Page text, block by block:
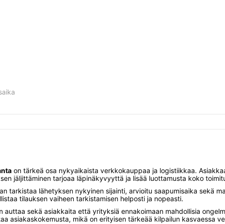
on tärkeä osa nykyaikaista verkkokauppaa ja logistiikkaa.
jäljittäminen tarjoaa läpinäkyvyyttä ja lisää luottamusta koko
tarkistaa lähetyksen nykyinen sijainti, arvioitu saapumisaika sekä
tilauksen vaiheen tarkistamisen helposti ja nopeasti.
auttaa sekä asiakkaita että yrityksiä ennakoimaan mahdollisia
asiakaskokemusta, mikä on erityisen tärkeää kilpailun kasvaessa